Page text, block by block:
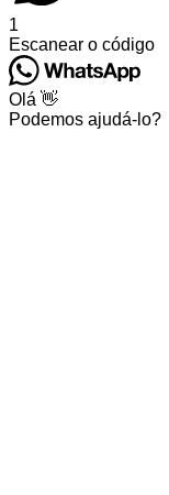
1
Escanear o código
Olá 👋
Podemos ajudá-lo?